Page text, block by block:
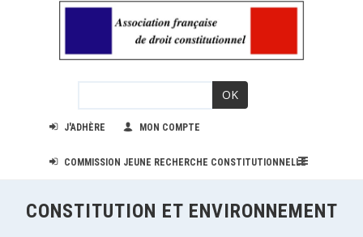
OK
J'ADHÈRE MON COMPTE
COMMISSION JEUNE RECHERCHE CONSTITUTIONNELLE
CONSTITUTION ET ENVIRONNEMENT